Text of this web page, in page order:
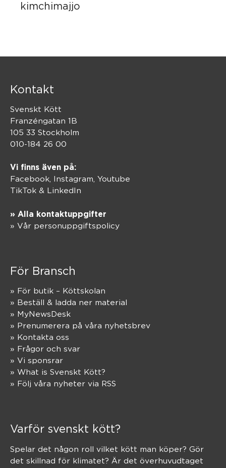
kimchimajjo
Kontakt
Svenskt Kött
Franzéngatan 1B
105 33 Stockholm
010-184 26 00
Vi finns även på:
Facebook, Instagram Youtube
TikTok & LinkedIn
» Alla kontaktuppgifter
» Vår personuppgiftspolicy
För Bransch
» För butik – Köttskolan
» Beställ & ladda ner material
» MyNewsDesk
» Prenumerera på våra nyhetsbrev
» Kontakta oss
» Frågor och svar
» Vi sponsrar
» What is Svenskt Kött?
» Följ våra nyheter via RSS
Varför svenskt kött?
Spelar det någon roll vilket kött man köper? Gör
det skillnad för klimatet? Är det överhuvudtaget